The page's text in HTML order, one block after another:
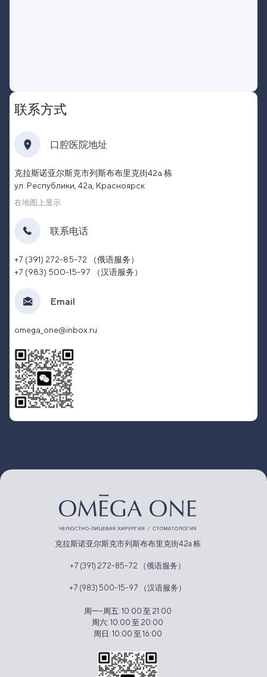
联系方式
口腔医院地址
克拉斯诺亚尔斯克市列斯布布里克街42a 栋
ул. Республики, 42а, Красноярск
在地图上显示
联系电话
+7 (391) 272-85-72 （俄语服务）
+7 (983) 500-15-97 （汉语服务）
Email
omega_one@inbox.ru
克拉斯诺亚尔斯克市列斯布布里克街42a 栋
+7 (391) 272-85-72 （俄语服务）
+7 (983) 500-15-97 （汉语服务）
周一-周五: 10:00 至 21:00
周六: 10:00 至 20:00
周日: 10:00 至 16:00